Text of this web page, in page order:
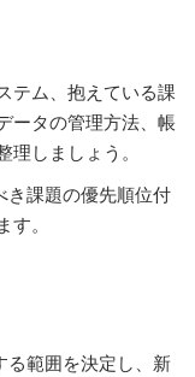
テム、抱えている課
ータの管理方法、帳
しましょう。
き課題の優先順位付
。
る範囲を決定し、新